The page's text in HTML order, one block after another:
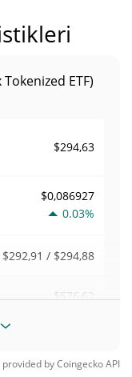
ETF)
$294,63
$0,086927
0.03%
$292,91 / $294,88
$576,62
provided byCoingeckoAPI